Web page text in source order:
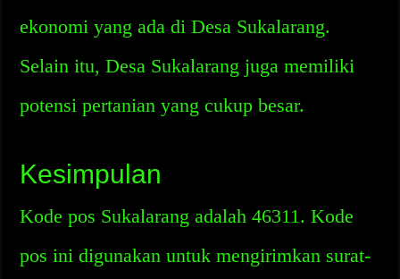
ekonomi yang ada di Desa Sukalarang.
Selain itu, Desa Sukalarang juga memiliki
potensi pertanian yang cukup besar.
Kesimpulan
Kode pos Sukalarang adalah 46311. Kode
pos ini digunakan untuk mengirimkan surat-